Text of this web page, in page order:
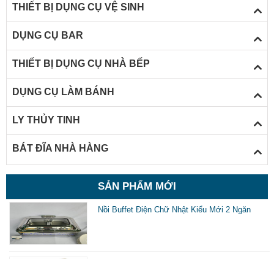
THIẾT BỊ DỤNG CỤ VỆ SINH
DỤNG CỤ BAR
THIẾT BỊ DỤNG CỤ NHÀ BẾP
DỤNG CỤ LÀM BÁNH
LY THỦY TINH
BÁT ĐĨA NHÀ HÀNG
SẢN PHẨM MỚI
Nồi Buffet Điện Chữ Nhật Kiểu Mới 2 Ngăn